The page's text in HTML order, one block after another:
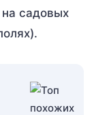
садовых